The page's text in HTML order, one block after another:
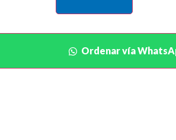
Ordenar vía